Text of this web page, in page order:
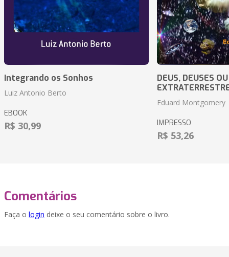
Integrando os Sonhos
Luiz Antonio Berto
EBOOK
R$ 30,99
DEUS, DEUSES OU
Eduard Montgomery
IMPRESSO
R$ 53,26
Comentários
Faça o login deixe o seu comentário sobre o livro.